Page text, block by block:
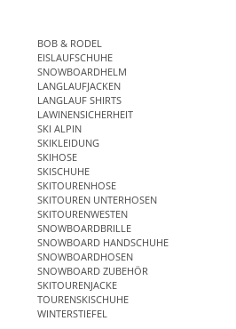
BOB & RODEL
EISLAUFSCHUHE
SNOWBOARDHELM
LANGLAUFJACKEN
LANGLAUF SHIRTS
LAWINENSICHERHEIT
SKI ALPIN
SKIKLEIDUNG
SKIHOSE
SKISCHUHE
SKITOURENHOSE
SKITOUREN UNTERHOSEN
SKITOURENWESTEN
SNOWBOARDBRILLE
SNOWBOARD HANDSCHUHE
SNOWBOARDHOSEN
SNOWBOARD ZUBEHÖR
SKITOURENJACKE
TOURENSKISCHUHE
WINTERSTIEFEL